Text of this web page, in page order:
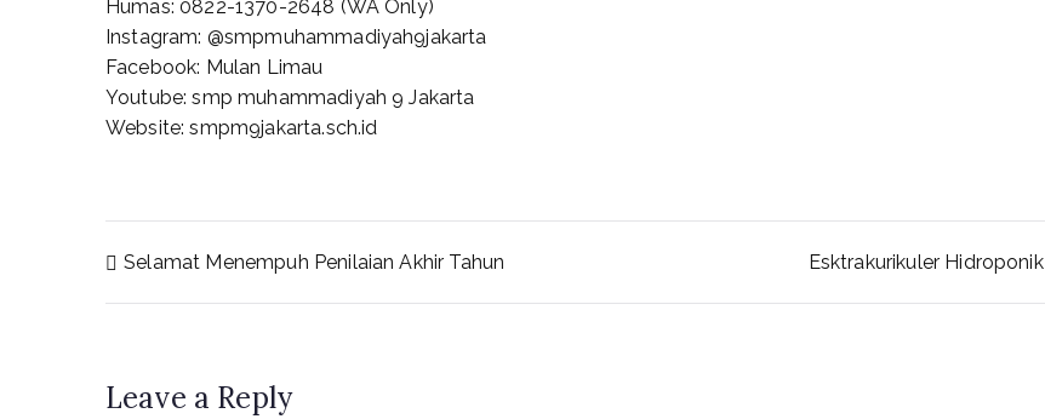
Humas: 0822-1370-2648 (WA Only)
Instagram: @smpmuhammadiyah9jakarta
Facebook: Mulan Limau
Youtube: smp muhammadiyah 9 Jakarta
Website: smpm9jakarta.sch.id
Selamat Menempuh Penilaian Akhir Tahun Esktrakurikuler Hidroponik
Leave a Reply